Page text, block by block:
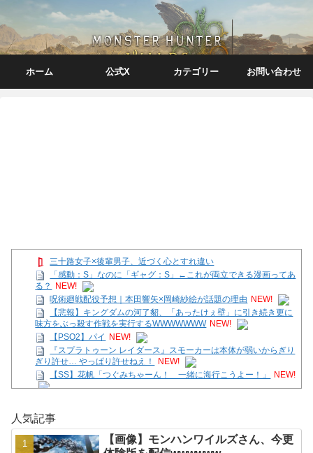
ホーム 公式X カテゴリー お問い合わせ
三十路女子×後輩男子、近づく心とすれ違い
「感動：S」なのに「ギャグ：S」←これが両立できる漫画ってあ
る？
NEW!
呪術廻戦配役予想｜本田響矢×岡崎紗絵が話題の理由 NEW!
【悲報】キングダムの河了貂、「あったけぇ壁」に引き続き更に
味方をぶっ殺す作戦を実行するWWWWWWW NEW!
【PSO2】パイ
NEW!
『スプラトゥーン レイダース』スモーカーは本体が弱いからぎり
ぎり許せ… やっぱり許せねえ！
NEW!
【SS】花帆「つぐみちゃーん！ 一緒に海行こうよー！」
NEW!
wwwwww
【8/7】ファミ通TOP30更新
【ガークリ】正統派だけど、デッッッカって感じの水着のマネ、
ラファエ口、セッシュウへの反応！！！
人気記事
【画像】モンハンワイルズさん、今更